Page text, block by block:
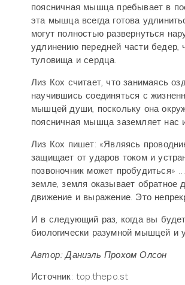
поясничная мышца пребывает в
эта мышца всегда готова
могут полностью развернуться
удлинению передней части бедер,
туловища и сердца.
Лиз Кох считает, что занимаясь
научившись соединяться с
мышцей души, поскольку она
поясничная мышца заземляет нас
Лиз Кох пишет: «Являясь
защищает от ударов током и
позвоночник может пробудиться»
земле, земля оказывает обратное
движение и выражение. Это
И в следующий раз, когда вы
биологически разумной мышцей и
Автор: Даниэль Прохом Олсон
Источник: top.thepo.st